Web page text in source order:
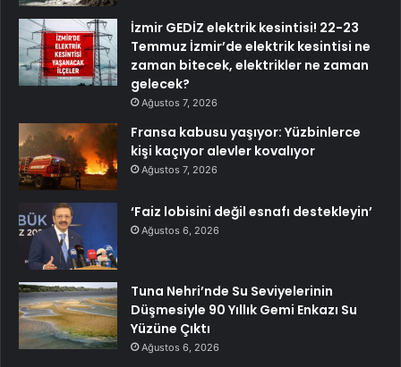
İzmir GEDİZ elektrik kesintisi! 22-23
Temmuz İzmir’de elektrik kesintisi ne
zaman bitecek, elektrikler ne zaman
gelecek?
Ağustos 7, 2026
Fransa kabusu yaşıyor: Yüzbinlerce
kişi kaçıyor alevler kovalıyor
Ağustos 7, 2026
‘Faiz lobisini değil esnafı destekleyin’
Ağustos 6, 2026
Tuna Nehri’nde Su Seviyelerinin
Düşmesiyle 90 Yıllık Gemi Enkazı Su
Yüzüne Çıktı
Ağustos 6, 2026